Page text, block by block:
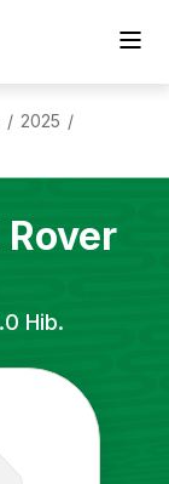
/ 2025 /
Hib.